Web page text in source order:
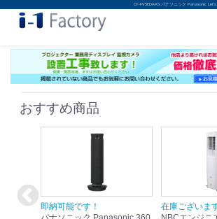
CF-FV5EDAAS パナソニック Panasonic
おすすめ商品
即納可能です！
在庫ございま